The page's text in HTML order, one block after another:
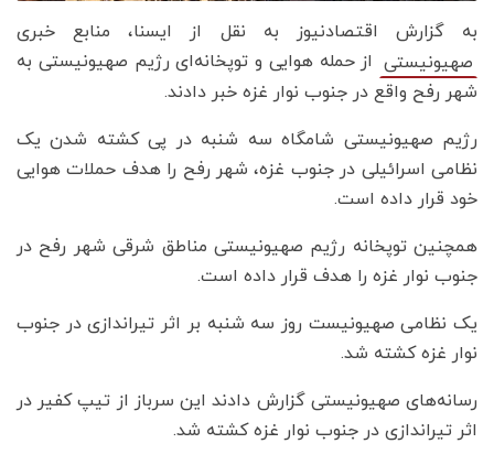
به گزارش اقتصادنیوز به نقل از ایسنا، منابع خبری
صهیونیستی از حمله هوایی و توپخانه‌ای رژیم صهیونیستی به
شهر رفح واقع در جنوب نوار غزه خبر دادند.
رژیم صهیونیستی شامگاه سه شنبه در پی کشته شدن یک
نظامی اسرائیلی در جنوب غزه، شهر رفح را هدف حملات هوایی
خود قرار داده است.
همچنین توپخانه رژیم صهیونیستی مناطق شرقی شهر رفح در
جنوب نوار غزه را هدف قرار داده است.
یک نظامی صهیونیست روز سه شنبه بر اثر تیراندازی در جنوب
نوار غزه کشته شد.
رسانه‌های صهیونیستی گزارش دادند این سرباز از تیپ کفیر در
اثر تیراندازی در جنوب نوار غزه کشته شد.